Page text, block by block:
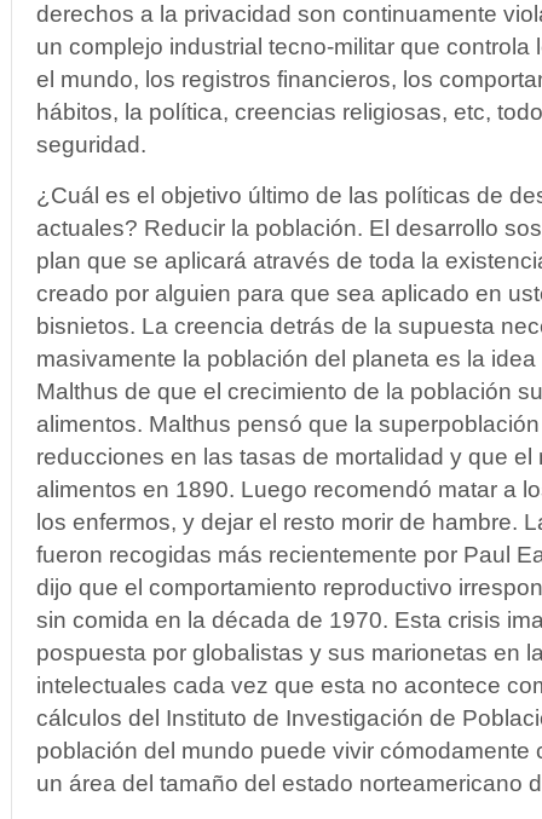
derechos a la privacidad son continuamente
un complejo industrial tecno-militar que controla
el mundo, los registros financieros, los
hábitos, la política, creencias religiosas, etc,
seguridad.
¿Cuál es el objetivo último de las políticas de
actuales? Reducir la población. El desarrollo
plan que se aplicará através de toda la
creado por alguien para que sea aplicado en
bisnietos. La creencia detrás de la supuesta
masivamente la población del planeta es la
Malthus de que el crecimiento de la población
alimentos. Malthus pensó que la
reducciones en las tasas de mortalidad y que
alimentos en 1890. Luego recomendó matar a
los enfermos, y dejar el resto morir de hambre.
fueron recogidas más recientemente por Paul
dijo que el comportamiento reproductivo
sin comida en la década de 1970. Esta crisis
pospuesta por globalistas y sus marionetas en
intelectuales cada vez que esta no acontece
cálculos del Instituto de Investigación de
población del mundo puede vivir cómodamente
un área del tamaño del estado norteamericano